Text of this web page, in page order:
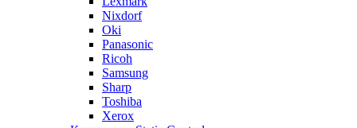
Nixdorf
Oki
Panasonic
Ricoh
Samsung
Sharp
Toshiba
Xerox